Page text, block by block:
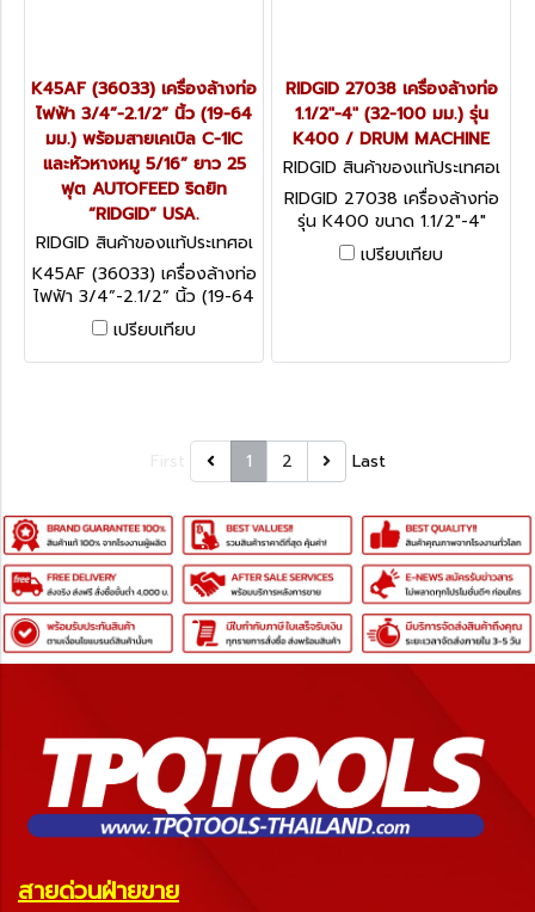
K45AF (36033) เครื่องล้างท่อ
ไฟฟ้า 3/4”-2.1/2” นิ้ว (19-64
มม.) พร้อมสายเคเบิล C-1IC
และหัวหางหมู 5/16” ยาว 25
ฟุต AUTOFEED ริดยิท
“RIDGID” USA.
RIDGID สินค้าของแท้ประเทศอเ
มริกา K45AF (36033)
K45AF (36033) เครื่องล้างท่อ
ไฟฟ้า 3/4”-2.1/2” นิ้ว (19-64
มม.) พร้อมสายเคเบิล C-1IC
และหัวหางหมู 5/16” ยาว 25
ฟุต AUTOFEED ริดยิท
เปรียบเทียบ
RIDGID 27038 เครื่องล้างท่อ
1.1/2"-4" (32-100 มม.) รุ่น
K400 / DRUM MACHINE
RIDGID สินค้าของแท้ประเทศอเ
มริกา 27038
RIDGID 27038 เครื่องล้างท่อ
รุ่น K400 ขนาด 1.1/2"-4"
(32-100 มม.)
เปรียบเทียบ
1 2 Last
สายด่วนฝ่ายขาย